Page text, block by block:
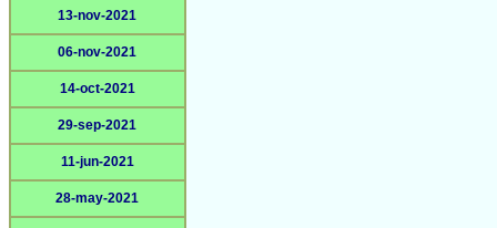
13-nov-2021
06-nov-2021
14-oct-2021
29-sep-2021
11-jun-2021
28-may-2021